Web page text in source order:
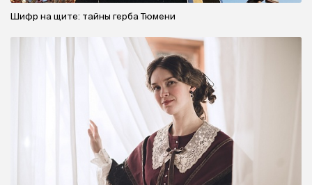
Шифр на щите: тайны герба Тюмени